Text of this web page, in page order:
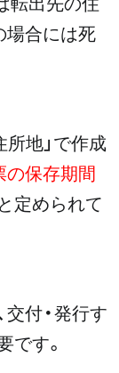
場合には死
所地」で作成
の保存期間
と定められて
付・発行す
す。